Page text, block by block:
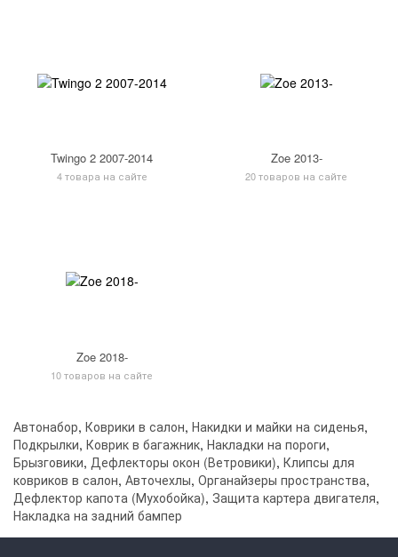
Twingo 2 2007-2014
4 товара на сайте
Zoe 2013-
20 товаров на сайте
Zoe 2018-
10 товаров на сайте
Автонабор, Коврики в салон, Накидки и майки на сиденья,
Подкрылки, Коврик в багажник, Накладки на пороги,
Брызговики, Дефлекторы окон (Ветровики), Клипсы для
ковриков в салон, Авточехлы, Органайзеры пространства,
Дефлектор капота (Мухобойка), Защита картера двигателя,
Накладка на задний бампер